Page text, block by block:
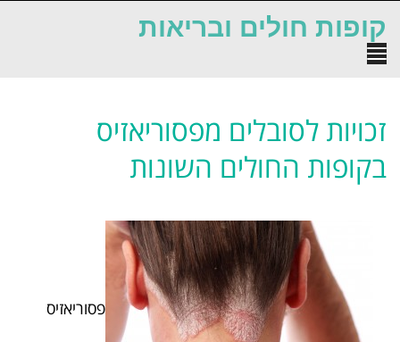
קופות חולים ובריאות
תפריט
זכויות לסובלים מפסוריאזיס
בקופות החולים השונות
פסוריאזיס